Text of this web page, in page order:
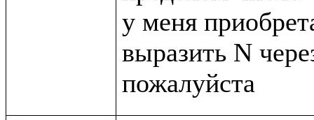
у меня
выразить N